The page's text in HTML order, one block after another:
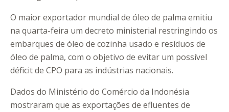
O maior exportador mundial de óleo de palma emitiu
na quarta-feira um decreto ministerial restringindo os
embarques de óleo de cozinha usado e resíduos de
óleo de palma, com o objetivo de evitar um possível
déficit de CPO para as indústrias nacionais.
Dados do Ministério do Comércio da Indonésia
mostraram que as exportações de efluentes de